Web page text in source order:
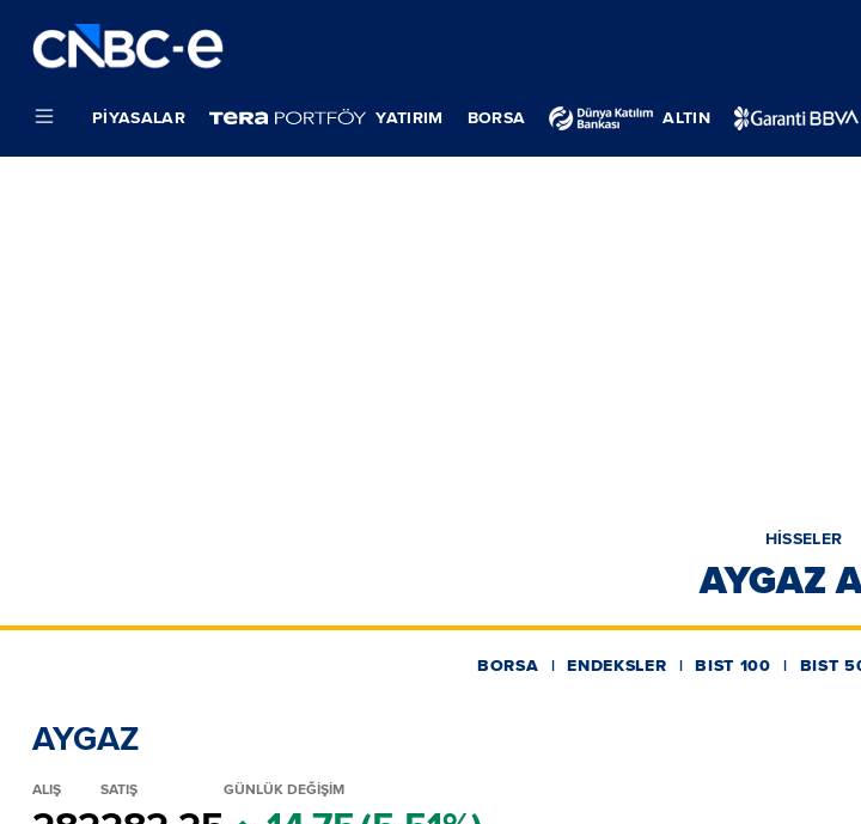
PIYASALAR YATIRIM BORSA ALTIN
HİSSELER
AYGAZ
BORSA ENDEKSLER BIST 100 BIST
AYGAZ
ALIŞ SATIŞ GÜNLÜK DEĞİŞİM